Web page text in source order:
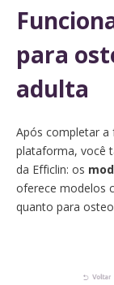
para
adulta
Após completar a
plataforma, você
da Efficlin: os
oferece modelos
quanto para